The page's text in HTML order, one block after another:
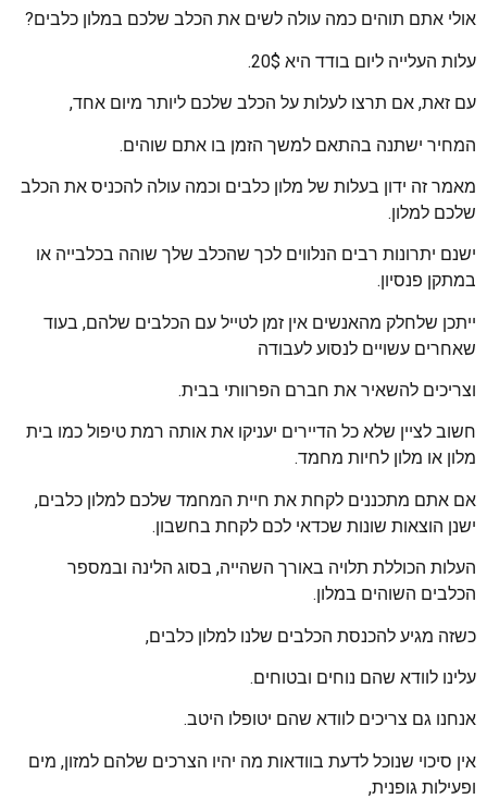
אולי אתם תוהים כמה עולה לשים את הכלב שלכם במלון כלבים?
עלות העלייה ליום בודד היא 20$.
עם זאת, אם תרצו לעלות על הכלב שלכם ליותר מיום אחד,
המחיר ישתנה בהתאם למשך הזמן בו אתם שוהים.
מאמר זה ידון בעלות של מלון כלבים וכמה עולה להכניס את הכלב
שלכם למלון.
ישנם יתרונות רבים הנלווים לכך שהכלב שלך שוהה בכלבייה או
במתקן פנסיון.
ייתכן שלחלק מהאנשים אין זמן לטייל עם הכלבים שלהם, בעוד
שאחרים עשויים לנסוע לעבודה
וצריכים להשאיר את חברם הפרוותי בבית.
חשוב לציין שלא כל הדיירים יעניקו את אותה רמת טיפול כמו בית
מלון או מלון לחיות מחמד.
אם אתם מתכננים לקחת את חיית המחמד שלכם למלון כלבים,
ישנן הוצאות שונות שכדאי לכם לקחת בחשבון.
העלות הכוללת תלויה באורך השהייה, בסוג הלינה ובמספר
הכלבים השוהים במלון.
כשזה מגיע להכנסת הכלבים שלנו למלון כלבים,
עלינו לוודא שהם נוחים ובטוחים.
אנחנו גם צריכים לוודא שהם יטופלו היטב.
אין סיכוי שנוכל לדעת בוודאות מה יהיו הצרכים שלהם למזון, מים
ופעילות גופנית,